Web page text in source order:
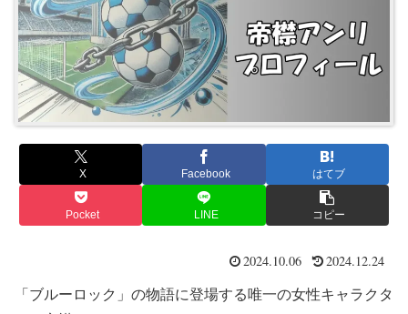
X Facebook はてブ
Pocket LINE コピー
2024.10.06 2024.12.24
「ブルーロック」の物語に登場する唯一の女性キャラクタ